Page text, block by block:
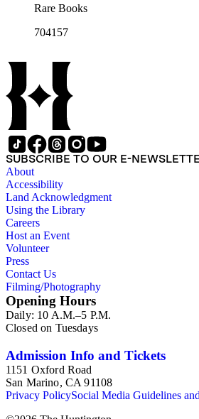
Rare Books
704157
SUBSCRIBE TO OUR E-
About
Accessibility
Land Acknowledgment
Using the Library
Careers
Host an Event
Volunteer
Press
Contact Us
Filming/Photography
Opening Hours
Daily: 10 A.M.–5 P.M.
Closed on Tuesdays
Admission Info and Tickets
1151 Oxford Road
San Marino, CA 91108
Privacy PolicySocial Media Guidelines